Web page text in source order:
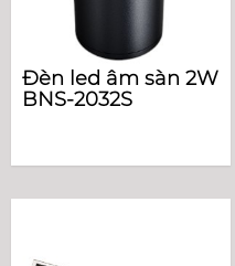
Đèn led âm sàn 2W
BNS-2032S